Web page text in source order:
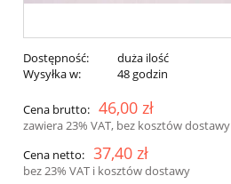
Dostępność:
duża ilość
Wysyłka w:
48 godzin
Cena brutto: 46,00 zł
zawiera 23% VAT, bez kosztów dostawy
Cena netto: 37,40 zł
bez 23% VAT i kosztów dostawy